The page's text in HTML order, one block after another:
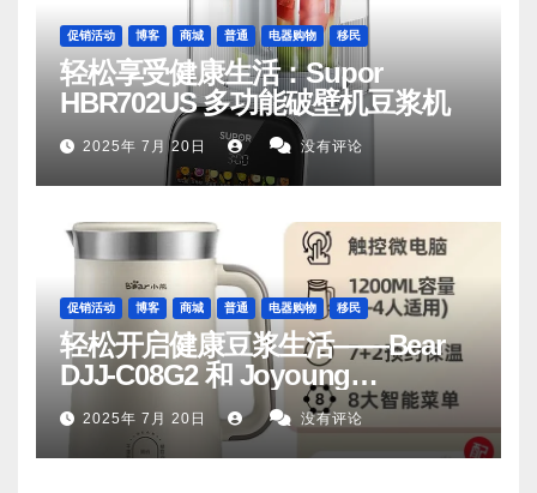
促销活动 博客 商城 普通 电器购物 移民
轻松享受健康生活：Supor
HBR702US 多功能破壁机豆浆机
2025年 7月 20日 没有评论
促销活动 博客 商城 普通 电器购物 移民
轻松开启健康豆浆生活——Bear
DJJ‑C08G2 和 Joyoung
DJ06M‑D53，你值得拥有
2025年 7月 20日 没有评论